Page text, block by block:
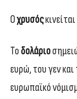
Οχρυσός
Το δολάριο
ευρώ, του γεν και
ευρωπαϊκό